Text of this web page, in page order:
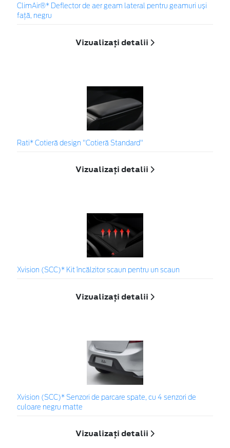
ClimAir®* Deflector de aer geam lateral pentru geamuri uși
față, negru
Vizualizați detalii
Rati* Cotieră design "Cotieră Standard"
Vizualizați detalii
Xvision (SCC)* Kit încălzitor scaun pentru un scaun
Vizualizați detalii
Xvision (SCC)* Senzori de parcare spate, cu 4 senzori de
culoare negru matte
Vizualizați detalii